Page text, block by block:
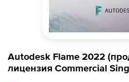
Autodesk Flame 2022
лицензия Commercial